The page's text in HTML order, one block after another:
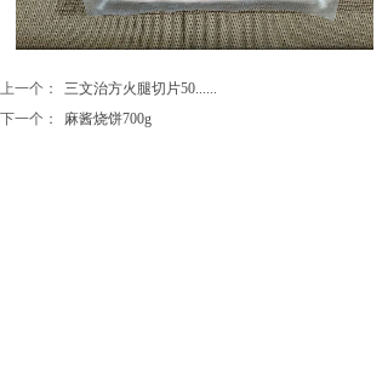
上一个：
三文治方火腿切片50......
下一个：
麻酱烧饼700g